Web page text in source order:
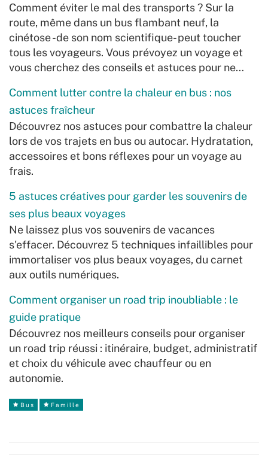
Comment éviter le mal des transports ? Sur la
route, même dans un bus flambant neuf, la
cinétose -de son nom scientifique- peut toucher
tous les voyageurs. Vous prévoyez un voyage et
vous cherchez des conseils et astuces pour ne…
Comment lutter contre la chaleur en bus : nos
astuces fraîcheur
Découvrez nos astuces pour combattre la chaleur
lors de vos trajets en bus ou autocar. Hydratation,
accessoires et bons réflexes pour un voyage au
frais.
5 astuces créatives pour garder les souvenirs de
ses plus beaux voyages
Ne laissez plus vos souvenirs de vacances
s'effacer. Découvrez 5 techniques infaillibles pour
immortaliser vos plus beaux voyages, du carnet
aux outils numériques.
Comment organiser un road trip inoubliable : le
guide pratique
Découvrez nos meilleurs conseils pour organiser
un road trip réussi : itinéraire, budget, administratif
et choix du véhicule avec chauffeur ou en
autonomie.
Bus Famille